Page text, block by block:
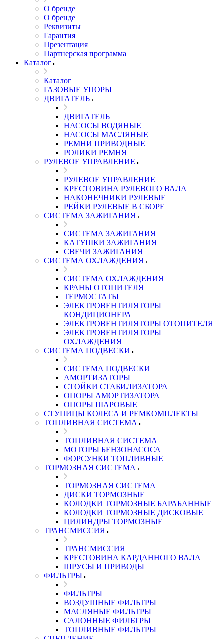
О бренде
О бренде
Реквизиты
Гарантия
Презентация
Партнерская программа
Каталог
Каталог
ГАЗОВЫЕ УПОРЫ
ДВИГАТЕЛЬ
ДВИГАТЕЛЬ
НАСОСЫ ВОДЯНЫЕ
НАСОСЫ МАСЛЯНЫЕ
РЕМНИ ПРИВОДНЫЕ
РОЛИКИ РЕМНЯ
РУЛЕВОЕ УПРАВЛЕНИЕ
РУЛЕВОЕ УПРАВЛЕНИЕ
КРЕСТОВИНА РУЛЕВОГО ВАЛА
НАКОНЕЧНИКИ РУЛЕВЫЕ
РЕЙКИ РУЛЕВЫЕ В СБОРЕ
СИСТЕМА ЗАЖИГАНИЯ
СИСТЕМА ЗАЖИГАНИЯ
КАТУШКИ ЗАЖИГАНИЯ
СВЕЧИ ЗАЖИГАНИЯ
СИСТЕМА ОХЛАЖДЕНИЯ
СИСТЕМА ОХЛАЖДЕНИЯ
КРАНЫ ОТОПИТЕЛЯ
ТЕРМОСТАТЫ
ЭЛЕКТРОВЕНТИЛЯТОРЫ
КОНДИЦИОНЕРА
ЭЛЕКТРОВЕНТИЛЯТОРЫ ОТОПИТЕЛЯ
ЭЛЕКТРОВЕНТИЛЯТОРЫ
ОХЛАЖДЕНИЯ
СИСТЕМА ПОДВЕСКИ
СИСТЕМА ПОДВЕСКИ
АМОРТИЗАТОРЫ
СТОЙКИ СТАБИЛИЗАТОРА
ОПОРЫ АМОРТИЗАТОРА
ОПОРЫ ШАРОВЫЕ
СТУПИЦЫ КОЛЕСА И РЕМКОМПЛЕКТЫ
ТОПЛИВНАЯ СИСТЕМА
ТОПЛИВНАЯ СИСТЕМА
МОТОРЫ БЕНЗОНАСОСА
ФОРСУНКИ ТОПЛИВНЫЕ
ТОРМОЗНАЯ СИСТЕМА
ТОРМОЗНАЯ СИСТЕМА
ДИСКИ ТОРМОЗНЫЕ
КОЛОДКИ ТОРМОЗНЫЕ БАРАБАННЫЕ
КОЛОДКИ ТОРМОЗНЫЕ ДИСКОВЫЕ
ЦИЛИНДРЫ ТОРМОЗНЫЕ
ТРАНСМИССИЯ
ТРАНСМИССИЯ
КРЕСТОВИНА КАРДАННОГО ВАЛА
ШРУСЫ И ПРИВОДЫ
ФИЛЬТРЫ
ФИЛЬТРЫ
ВОЗДУШНЫЕ ФИЛЬТРЫ
МАСЛЯНЫЕ ФИЛЬТРЫ
САЛОННЫЕ ФИЛЬТРЫ
ТОПЛИВНЫЕ ФИЛЬТРЫ